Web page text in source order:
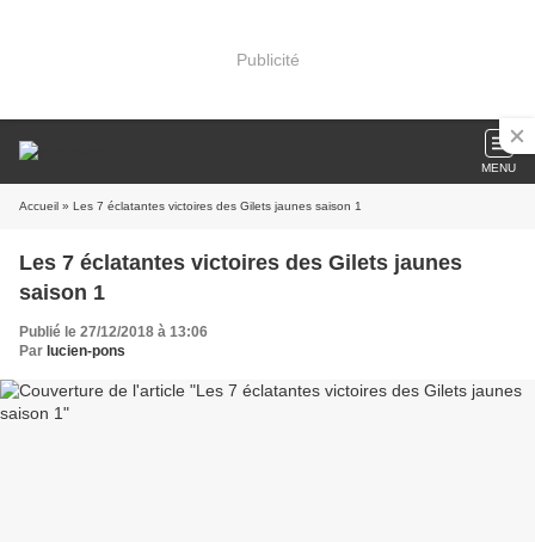
Publicité
MENU
Accueil » Les 7 éclatantes victoires des Gilets jaunes saison 1
Les 7 éclatantes victoires des Gilets jaunes
saison 1
Publié le 27/12/2018 à 13:06
Par lucien-pons